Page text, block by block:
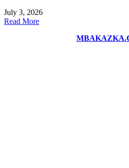
July 3, 2026
Read More